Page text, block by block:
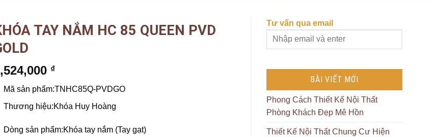
TAY NẮM HC 85 QUEEN PVD
₫
Mã sản phẩm:TNHC85Q-PVDGO
Thương hiệu:Khóa Huy Hoàng
Dòng sản phẩm:Khóa tay nắm (Tay gạt)
Tư vấn qua email
BÀI VIẾT MỚI
Phong Cách Thiết Kế Nội Thất
Phòng Khách Đẹp Mê Hồn
Thiết Kế Nội Thất Chung Cư Hiện